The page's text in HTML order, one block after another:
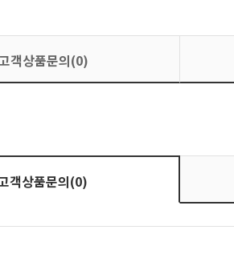
객상품문의(0)
객상품문의(0)